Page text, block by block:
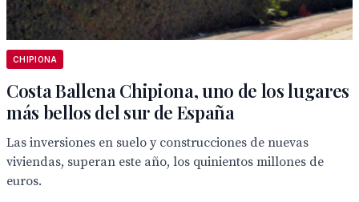
CHIPIONA
Costa Ballena Chipiona, uno de los lugares
más bellos del sur de España
Las inversiones en suelo y construcciones de nuevas
viviendas, superan este año, los quinientos millones de
euros.